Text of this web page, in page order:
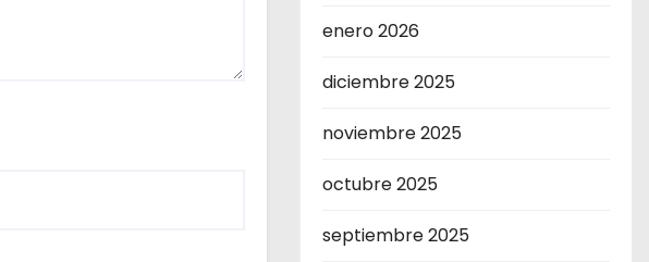
enero 2026
diciembre 2025
noviembre 2025
octubre 2025
septiembre 2025